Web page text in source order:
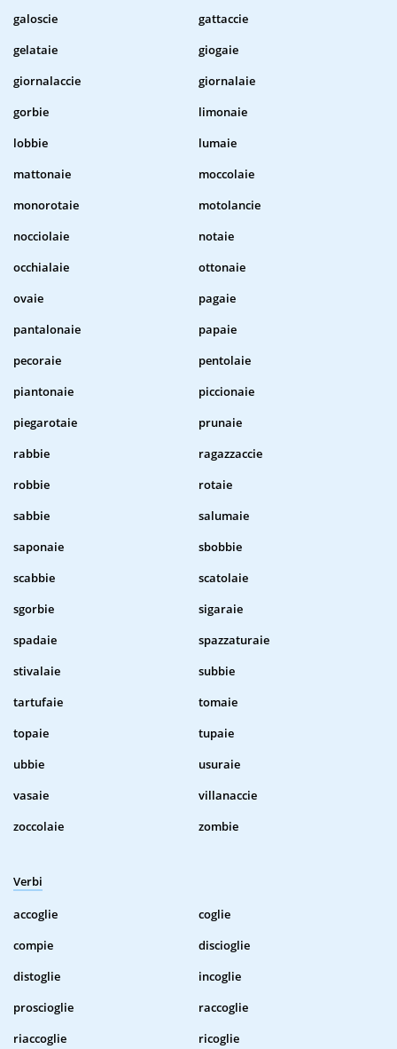
galoscie
gattaccie
gelataie
giogaie
giornalaccie
giornalaie
gorbie
limonaie
lobbie
lumaie
mattonaie
moccolaie
monorotaie
motolancie
nocciolaie
notaie
occhialaie
ottonaie
ovaie
pagaie
pantalonaie
papaie
pecoraie
pentolaie
piantonaie
piccionaie
piegarotaie
prunaie
rabbie
ragazzaccie
robbie
rotaie
sabbie
salumaie
saponaie
sbobbie
scabbie
scatolaie
sgorbie
sigaraie
spadaie
spazzaturaie
stivalaie
subbie
tartufaie
tomaie
topaie
tupaie
ubbie
usuraie
vasaie
villanaccie
zoccolaie
zombie
Verbi
accoglie
coglie
compie
discioglie
distoglie
incoglie
proscioglie
raccoglie
riaccoglie
ricoglie